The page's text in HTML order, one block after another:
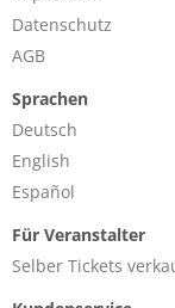
Datenschutz
AGB
Sprachen
Deutsch
English
Español
Für Veranstalter
Selber Tickets